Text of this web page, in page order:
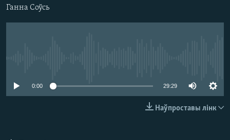
КУЛЬТУРА
КАЛЯНДАР
МОВА
НА ХВАЛЯХ СВАБОДЫ
Ганна Соўсь
0:00 29:29
Наўпроставы лінк